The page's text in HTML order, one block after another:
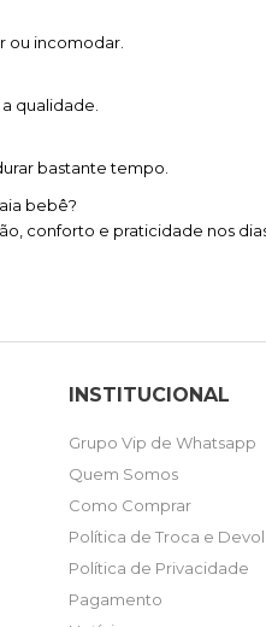
ou incomodar.
qualidade.
bastante tempo.
bebê?
conforto e praticidade nos
INSTITUCIONAL
Grupo Vip de Whatsapp
Quem Somos
Como Comprar
Política de Troca e
Política de Privacidade
Pagamento